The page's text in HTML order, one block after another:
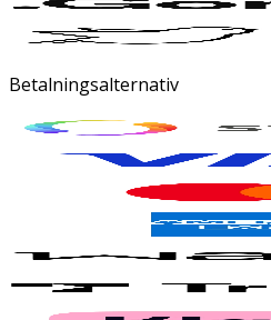
Betalningsalternativ